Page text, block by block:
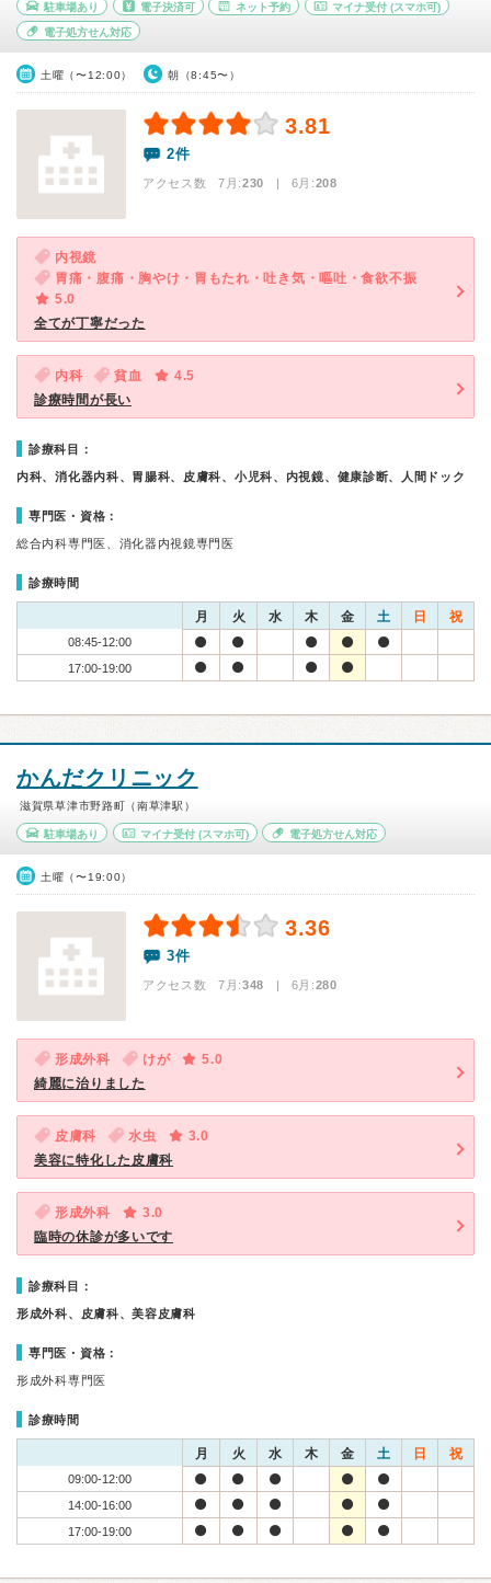
駐車場あり 電子決済可 ネット予約 マイナ受付 (スマホ可)
電子処方せん対応
土曜（〜12:00） 朝（8:45〜）
3.81
2件
アクセス数 7月:230 | 6月:208
内視鏡
胃痛・腹痛・胸やけ・胃もたれ・吐き気・嘔吐・食欲不振
5.0
全てが丁寧だった
内科 貧血
4.5
診療時間が長い
診療科目：
内科、消化器内科、胃腸科、皮膚科、小児科、内視鏡、健康診断、人間ドック
専門医・資格：
総合内科専門医、消化器内視鏡専門医
診療時間
月 火 水 木 金 土 日 祝
08:45-12:00
17:00-19:00
かんだクリニック
滋賀県草津市野路町（南草津駅）
駐車場あり マイナ受付(スマホ可) 電子処方せん対応
土曜（〜19:00）
3.36
3件
アクセス数 7月:348 | 6月:280
形成外科 けが
5.0
綺麗に治りました
皮膚科 水虫
3.0
美容に特化した皮膚科
形成外科
3.0
臨時の休診が多いです
診療科目：
形成外科、皮膚科、美容皮膚科
専門医・資格：
形成外科専門医
診療時間
月 火 水 木 金 土 日 祝
09:00-12:00
14:00-16:00
17:00-19:00